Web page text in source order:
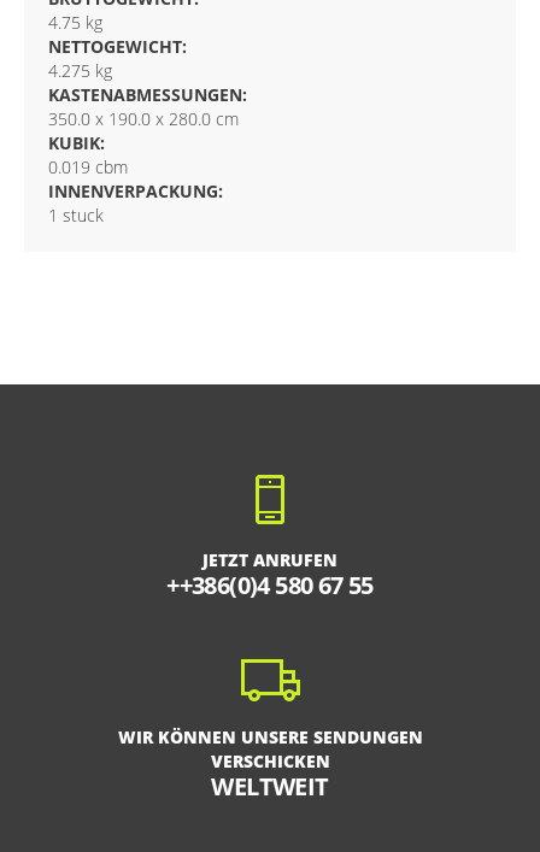
4.75 kg
NETTOGEWICHT:
4.275 kg
KASTENABMESSUNGEN:
350.0 x 190.0 x 280.0 cm
KUBIK:
0.019 cbm
INNENVERPACKUNG:
1 stuck
JETZT ANRUFEN
++386(0)4 580 67 55
WIR KÖNNEN UNSERE SENDUNGEN
VERSCHICKEN
WELTWEIT